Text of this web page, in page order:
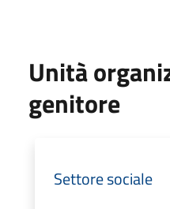
Unità
genitore
Settore sociale